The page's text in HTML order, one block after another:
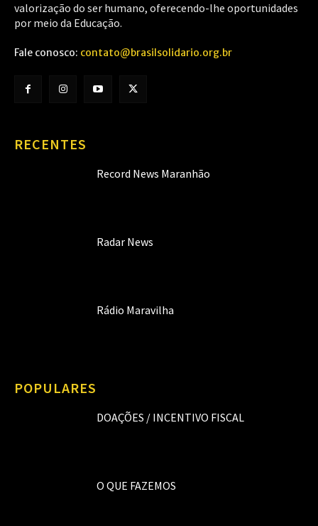
valorização do ser humano, oferecendo-lhe oportunidades
por meio da Educação.
Fale conosco: contato@brasilsolidario.org.br
RECENTES
Record News Maranhão
Radar News
Rádio Maravilha
POPULARES
DOAÇÕES / INCENTIVO FISCAL
O QUE FAZEMOS